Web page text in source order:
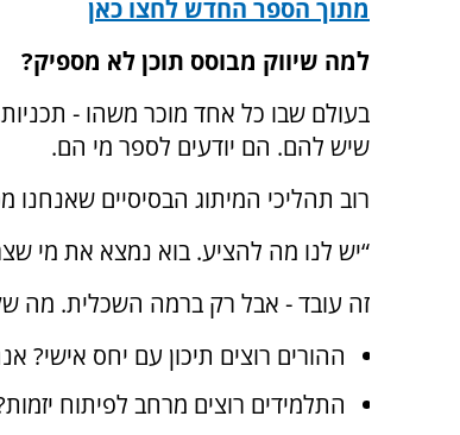
מתוך הספר החדש לחצו כאן
למה שיווק מבוסס תוכן לא מספיק?
בעולם שבו כל אחד מוכר משהו -
שיש להם. הם יודעים לספר מי הם.
רוב תהליכי המיתוג הבסיסיים שאנחנו
“יש לנו מה להציע. בוא נמצא את מי
זה עובד - אבל רק ברמה השכלית. מה
ההורים רוצים תיכון עם יחס אישי?
התלמידים רוצים מרחב לפיתוח